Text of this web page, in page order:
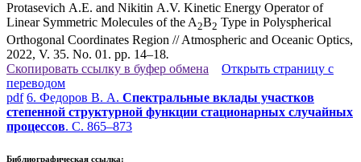
Protasevich A.E. and Nikitin A.V. Kinetic Energy Operator of
Linear Symmetric Molecules of the A2B2 Type in Polyspherical
Orthogonal Coordinates Region // Atmospheric and Oceanic Optics,
2022, V. 35. No. 01. pp. 14–18.
Скопировать ссылку в буфер обмена
Открыть страницу с
переводом
pdf 6. Федоров В. А. Спектральные вклады участков
степенной структурной функции стационарных случайных
процессов. С. 865–873
Библиографическая ссылка: